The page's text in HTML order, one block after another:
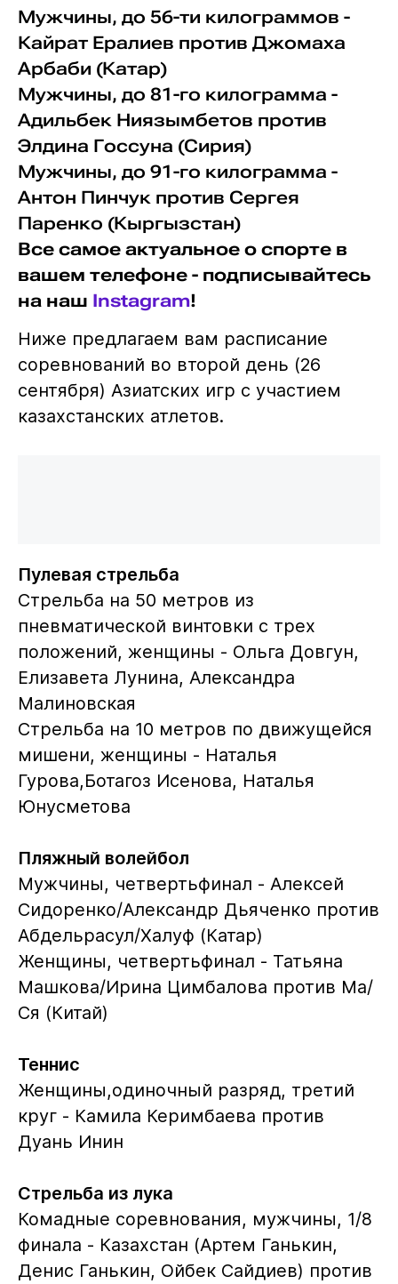
Мужчины, до 56-ти килограммов -
Кайрат Ералиев против Джомаха
Арбаби (Катар)
Мужчины, до 81-го килограмма -
Адильбек Ниязымбетов против
Элдина Госсуна (Сирия)
Мужчины, до 91-го килограмма -
Антон Пинчук против Сергея
Паренко (Кыргызстан)
Все самое актуальное о спорте в
вашем телефоне - подписывайтесь
на наш Instagram!
Ниже предлагаем вам расписание
соревнований во второй день (26
сентября) Азиатских игр с участием
казахстанских атлетов.
Пулевая стрельба
Стрельба на 50 метров из
пневматической винтовки с трех
положений, женщины - Ольга Довгун,
Елизавета Лунина, Александра
Малиновская
Стрельба на 10 метров по движущейся
мишени, женщины - Наталья
Гурова,Ботагоз Исенова, Наталья
Юнусметова
Пляжный волейбол
Мужчины, четвертьфинал - Алексей
Сидоренко/Александр Дьяченко против
Абдельрасул/Халуф (Катар)
Женщины, четвертьфинал - Татьяна
Машкова/Ирина Цимбалова против Ма/
Ся (Китай)
Теннис
Женщины,одиночный разряд, третий
круг - Камила Керимбаева против
Дуань Инин
Стрельба из лука
Комадные соревнования, мужчины, 1/8
финала - Казахстан (Артем Ганькин,
Денис Ганькин, Ойбек Сайдиев) против